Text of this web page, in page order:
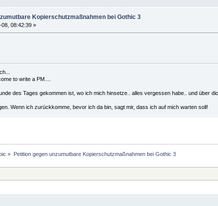
Kopierschutzmaßnahmen bei Gothic 3
08, 08:42:39 »
to write a PM....
des Tages gekommen ist, wo ich mich hinsetze.. alles vergessen habe.. und über
Wenn ich zurückkomme, bevor ich da bin, sagt mir, dass ich auf mich warten soll!
» Petition gegen unzumutbare Kopierschutzmaßnahmen bei Gothic 3